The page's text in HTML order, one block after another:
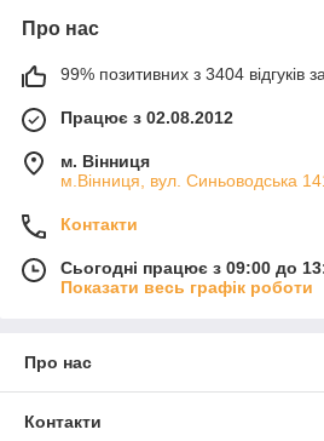
Про нас
99% позитивних з 3404 відгуків
Працює з 02.08.2012
м. Вінниця
м.Вінниця, вул. Синьоводська
Контакти
Сьогодні працює з 09:00 до
Показати весь графік роботи
Про нас
Контакти